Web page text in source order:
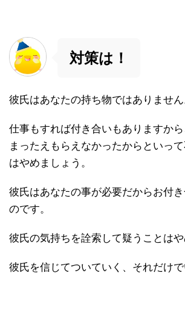
対策は！
彼氏はあなたの持ち物ではありません
仕事もすれば付き合いもありますか
まったえもらえなかったからといっ
はやめましょう。
彼氏はあなたの事が必要だからお付
のです。
彼氏の気持ちを詮索して疑うことはや
彼氏を信じてついていく、それだけで